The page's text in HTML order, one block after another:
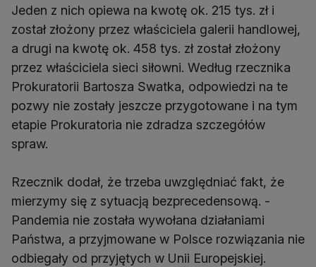
Jeden z nich opiewa na kwotę ok. 215 tys. zł i
został złożony przez właściciela galerii handlowej,
a drugi na kwotę ok. 458 tys. zł został złożony
przez właściciela sieci siłowni. Według rzecznika
Prokuratorii Bartosza Swatka, odpowiedzi na te
pozwy nie zostały jeszcze przygotowane i na tym
etapie Prokuratoria nie zdradza szczegółów
spraw.
Rzecznik dodał, że trzeba uwzględniać fakt, że
mierzymy się z sytuacją bezprecedensową. -
Pandemia nie została wywołana działaniami
Państwa, a przyjmowane w Polsce rozwiązania nie
odbiegały od przyjętych w Unii Europejskiej.